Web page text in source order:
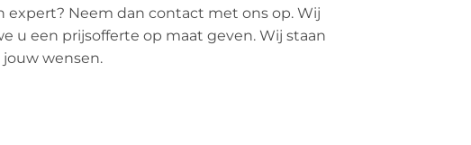
Neem dan contact met ons op. Wij
u een prijsofferte op maat geven. Wij staan
wensen.